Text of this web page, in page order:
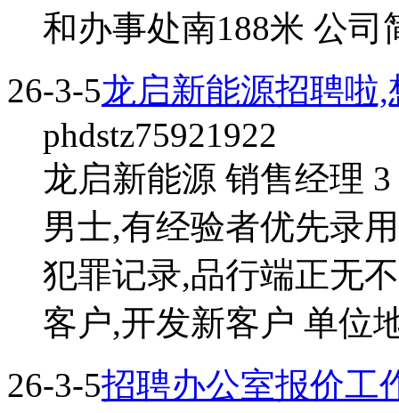
和办事处南188米 公司
26-3-5龙启新能源招聘啦
phdstz75921922
龙启新能源 销售经理
男士,有经验者优先录
犯罪记录,品行端正无
客户,开发新客户 单位
26-3-5招聘办公室报价工